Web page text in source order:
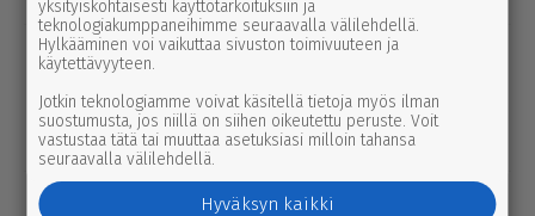
uutinen 7.8.2026 3.00
Afrik­ka­lai­nen sikarutto tuli Kaakkois-
Suomeen – vil­li­si­ka­ha­vain­noista on
nyt syytä ilmoittaa myös täällä
5.8.2026 3.00
yksityiskohtaisesti käyttötarkoituksiin ja
teknologiakumppaneihimme seuraavalla välilehdellä.
Hylkääminen voi vaikuttaa sivuston toimivuuteen ja
käytettävyyteen.
Jotkin teknologiamme voivat käsitellä tietoja myös ilman
suostumusta, jos niillä on siihen oikeutettu peruste. Voit
vastustaa tätä tai muuttaa asetuksiasi milloin tahansa
seuraavalla välilehdellä.
Hyväksyn kaikki